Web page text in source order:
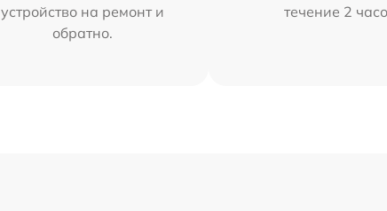
устройство на ремонт и
обратно.
течение 2